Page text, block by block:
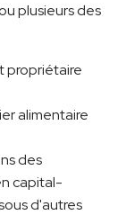
plusieurs des
propriétaire
alimentaire
des
capital-
d'autres